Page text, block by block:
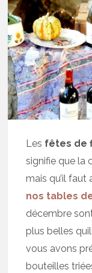
Les fêtes de
signifie que la
mais qu’il faut
nos tables
décembre
plus belles
vous avons
bouteilles